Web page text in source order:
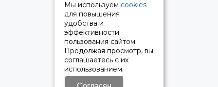
Мы используем cookies
для повышения
удобства и
эффективности
пользования сайтом.
Продолжая просмотр, вы
соглашаетесь с их
использованием.